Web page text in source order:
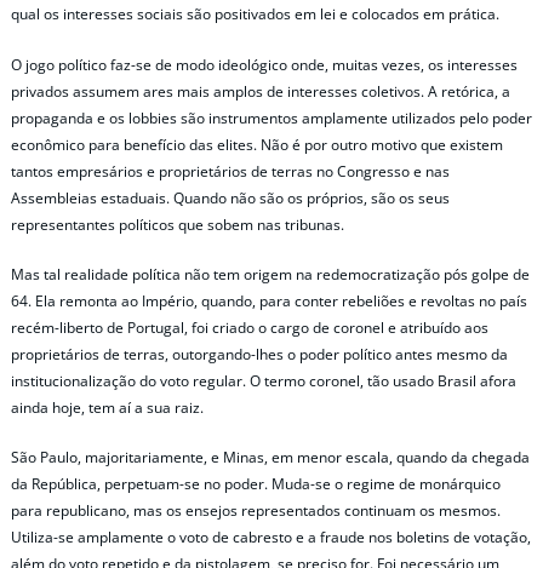
qual os interesses sociais são positivados em lei e colocados em prática.
O jogo político faz-se de modo ideológico onde, muitas vezes, os interesses
privados assumem ares mais amplos de interesses coletivos. A retórica, a
propaganda e os lobbies são instrumentos amplamente utilizados pelo poder
econômico para benefício das elites. Não é por outro motivo que existem
tantos empresários e proprietários de terras no Congresso e nas
Assembleias estaduais. Quando não são os próprios, são os seus
representantes políticos que sobem nas tribunas.
Mas tal realidade política não tem origem na redemocratização pós golpe de
64. Ela remonta ao Império, quando, para conter rebeliões e revoltas no país
recém-liberto de Portugal, foi criado o cargo de coronel e atribuído aos
proprietários de terras, outorgando-lhes o poder político antes mesmo da
institucionalização do voto regular. O termo coronel, tão usado Brasil afora
ainda hoje, tem aí a sua raiz.
São Paulo, majoritariamente, e Minas, em menor escala, quando da chegada
da República, perpetuam-se no poder. Muda-se o regime de monárquico
para republicano, mas os ensejos representados continuam os mesmos.
Utiliza-se amplamente o voto de cabresto e a fraude nos boletins de votação,
além do voto repetido e da pistolagem, se preciso for. Foi necessário um